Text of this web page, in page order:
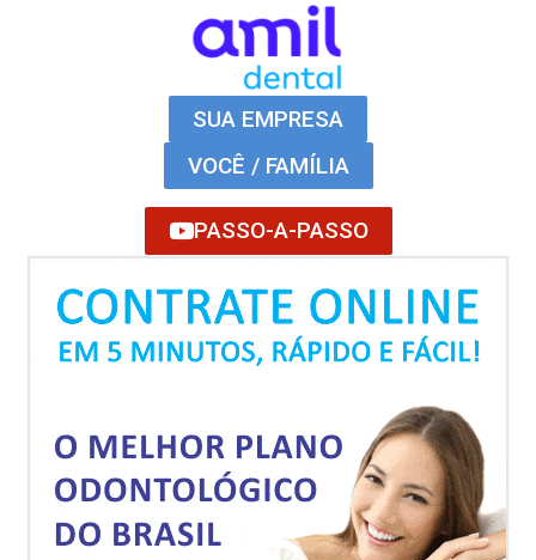
SUA EMPRESA
VOCÊ / FAMÍLIA
PASSO-A-PASSO